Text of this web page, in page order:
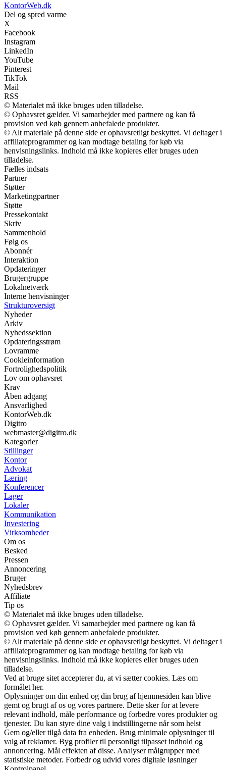
KontorWeb.dk
Del og spred varme
X
Facebook
Instagram
LinkedIn
YouTube
Pinterest
TikTok
Mail
RSS
© Materialet må ikke bruges uden tilladelse.
© Ophavsret gælder. Vi samarbejder med partnere og kan få
provision ved køb gennem anbefalede produkter.
© Alt materiale på denne side er ophavsretligt beskyttet. Vi deltager i
affiliateprogrammer og kan modtage betaling for køb via
henvisningslinks. Indhold må ikke kopieres eller bruges uden
tilladelse.
Fælles indsats
Partner
Støtter
Marketingpartner
Støtte
Pressekontakt
Skriv
Sammenhold
Følg os
Abonnér
Interaktion
Opdateringer
Brugergruppe
Lokalnetværk
Interne henvisninger
Strukturoversigt
Nyheder
Arkiv
Nyhedssektion
Opdateringsstrøm
Lovramme
Cookieinformation
Fortrolighedspolitik
Lov om ophavsret
Krav
Åben adgang
Ansvarlighed
KontorWeb.dk
Digitro
webmaster@digitro.dk
Kategorier
Stillinger
Kontor
Advokat
Læring
Konferencer
Lager
Lokaler
Kommunikation
Investering
Virksomheder
Om os
Besked
Pressen
Annoncering
Bruger
Nyhedsbrev
Affiliate
Tip os
© Materialet må ikke bruges uden tilladelse.
© Ophavsret gælder. Vi samarbejder med partnere og kan få
provision ved køb gennem anbefalede produkter.
© Alt materiale på denne side er ophavsretligt beskyttet. Vi deltager i
affiliateprogrammer og kan modtage betaling for køb via
henvisningslinks. Indhold må ikke kopieres eller bruges uden
tilladelse.
Ved at bruge sitet accepterer du, at vi sætter cookies. Læs om
formålet her.
Oplysninger om din enhed og din brug af hjemmesiden kan blive
gemt og brugt af os og vores partnere. Dette sker for at levere
relevant indhold, måle performance og forbedre vores produkter og
tjenester. Du kan styre dine valg i indstillingerne når som helst
Gem og/eller tilgå data fra enheden. Brug minimale oplysninger til
valg af reklamer. Byg profiler til personligt tilpasset indhold og
annoncering. Mål effekten af disse. Analyser målgrupper med
statistiske metoder. Forbedr og udvid vores digitale løsninger